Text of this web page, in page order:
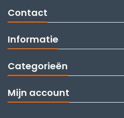
Contact
Informatie
Categorieën
Mijn account